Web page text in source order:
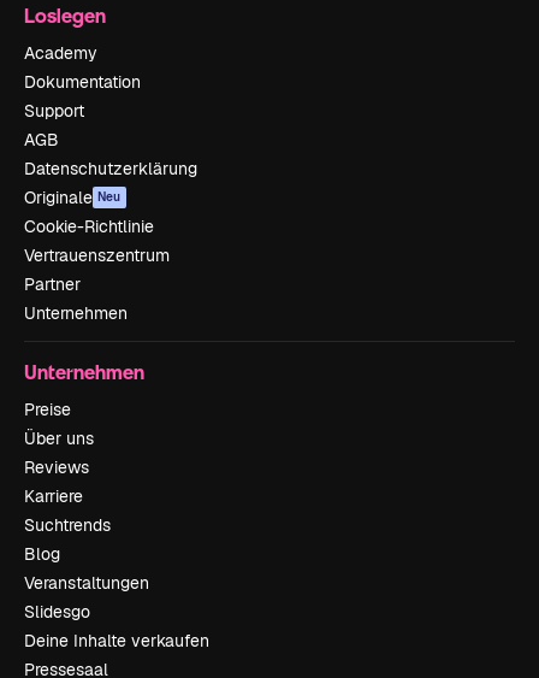
Loslegen
Academy
Dokumentation
Support
AGB
Datenschutzerklärung
Originale Neu
Cookie-Richtlinie
Vertrauenszentrum
Partner
Unternehmen
Unternehmen
Preise
Über uns
Reviews
Karriere
Suchtrends
Blog
Veranstaltungen
Slidesgo
Deine Inhalte verkaufen
Pressesaal